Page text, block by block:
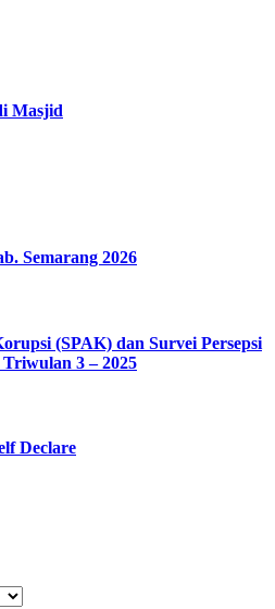
Masjid
Semarang 2026
(SPAK) dan Survei Persepsi
3 – 2025
Declare